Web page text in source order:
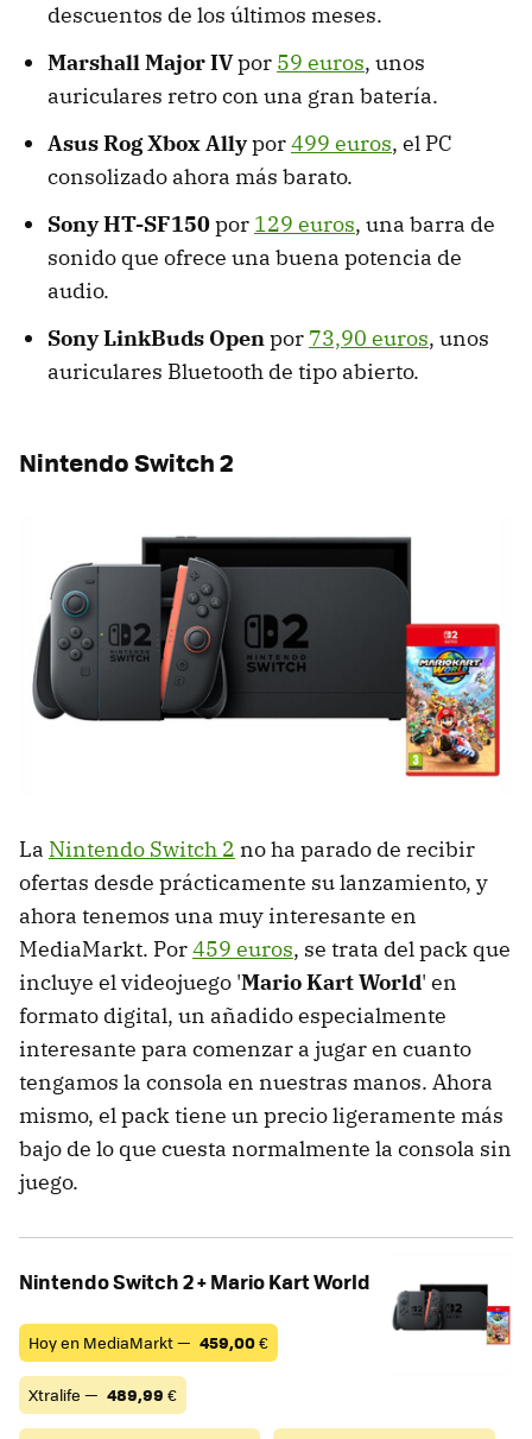
descuentos de los últimos meses.
Marshall Major IVpor 59 euros, unos
auriculares retro con una gran batería.
Asus Rog Xbox Allypor499 euros, el PC
consolizado ahora más barato.
Sony HT-SF150por 129 euros, una barra de
sonido que ofrece una buena potencia de
audio.
Sony LinkBuds Openpor 73,90 euros, unos
auriculares Bluetooth de tipo abierto.
Nintendo Switch 2
La Nintendo Switch 2 no ha parado de recibir
ofertas desde prácticamente su lanzamiento, y
ahora tenemos una muy interesante en
MediaMarkt. Por459 euros, se trata del pack que
incluye el videojuego 'Mario Kart World' en
formato digital, un añadido especialmente
interesante para comenzar a jugar en cuanto
tengamos la consola en nuestras manos. Ahora
mismo, el pack tiene un precio ligeramente más
bajo de lo que cuesta normalmente la consola sin
juego.
Nintendo Switch 2 + Mario Kart World
Hoy en MediaMarkt — 459,00€
Xtralife — 489,99 €